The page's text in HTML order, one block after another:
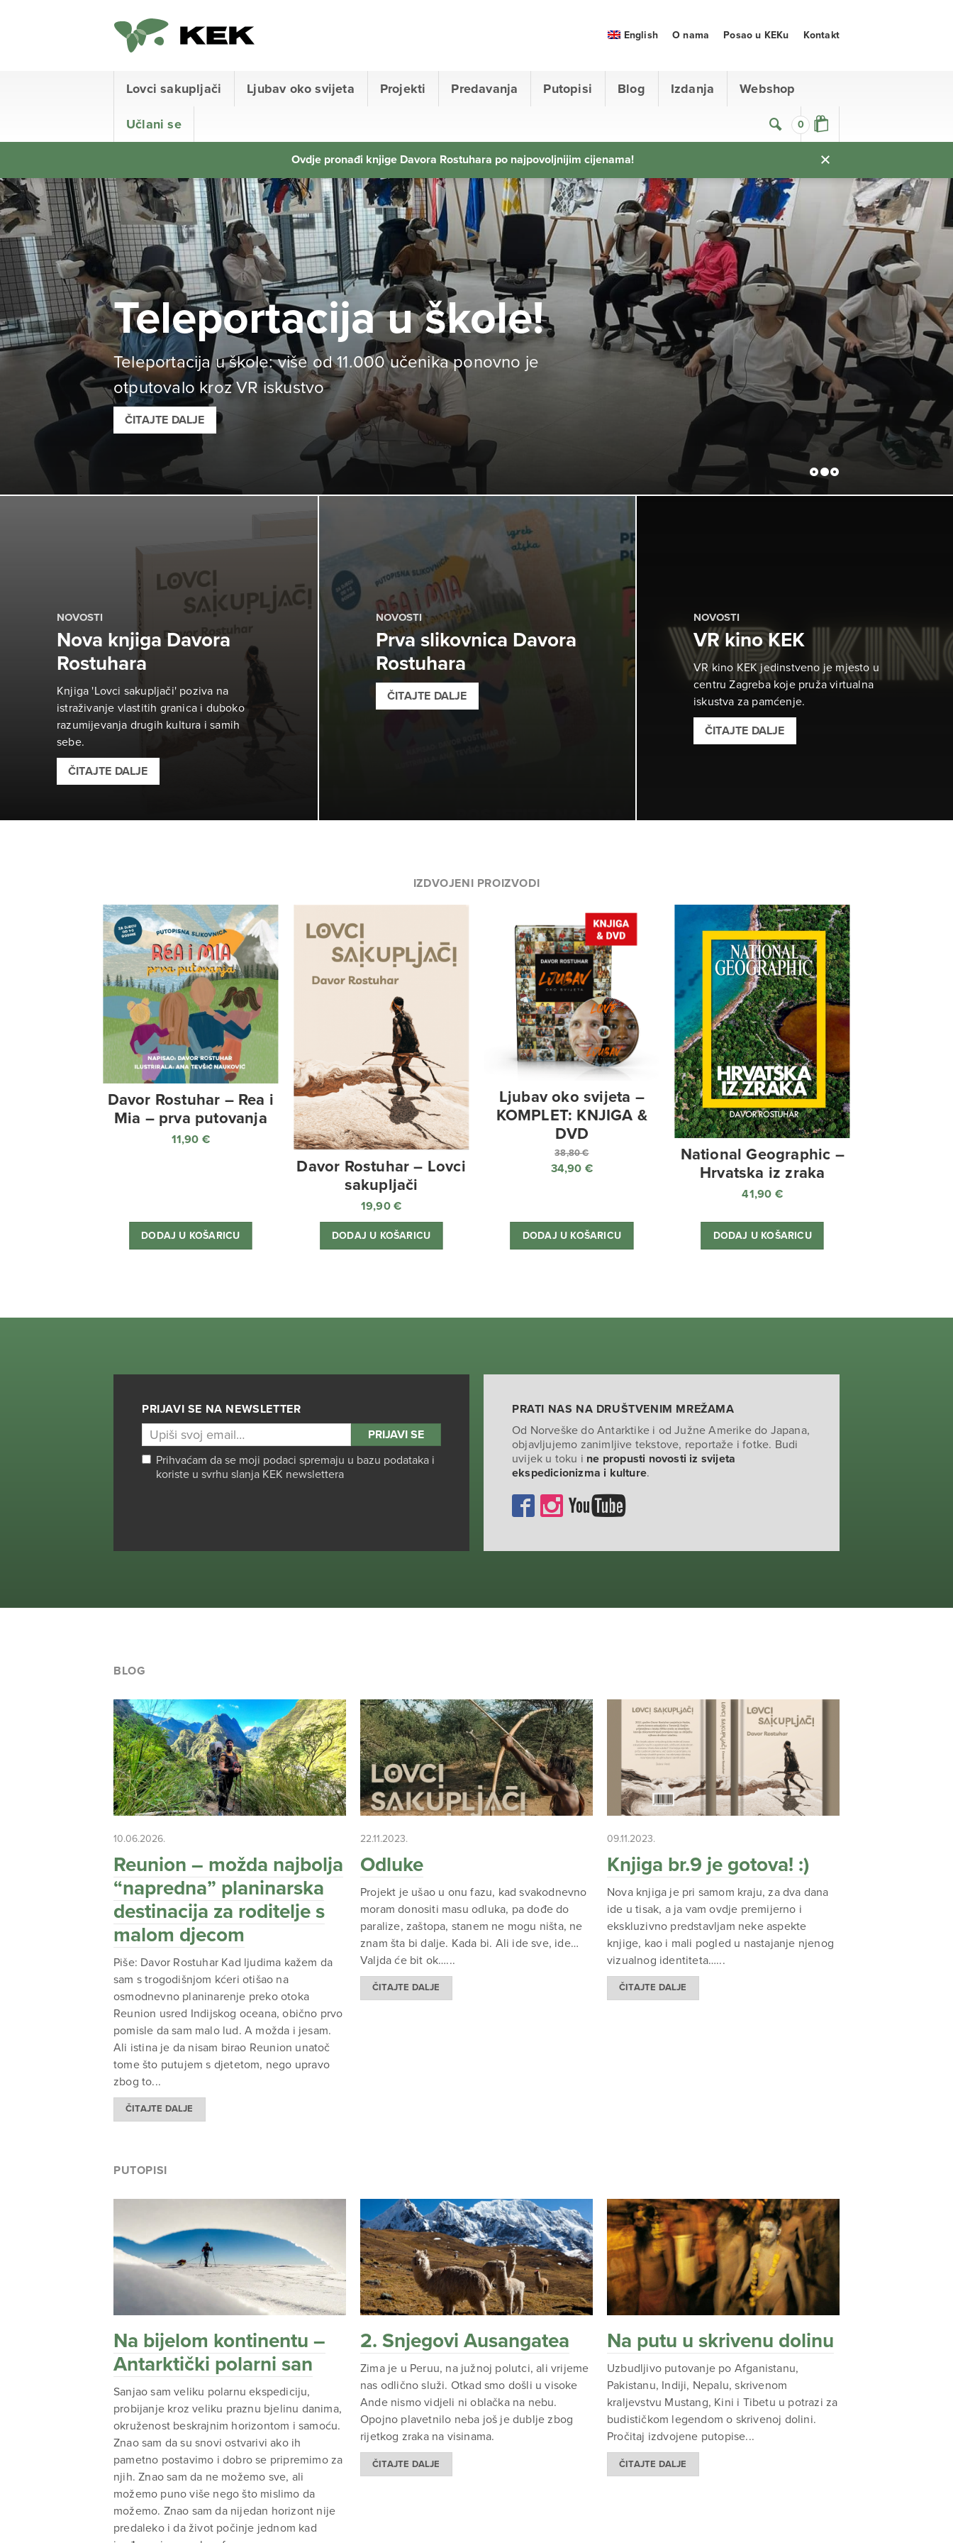
0
Lovci sakupljači Ljubav oko svijeta Projekti Predavanja Putopisi Blog Izdanja Webshop
Učlani se
English O nama Posao u KEKu Kontakt
Ovdje pronađi knjige Davora Rostuhara po najpovoljnijim cijenama!
Teleportacija u škole!
Teleportacija u škole: više od 11.000 učenika ponovno je
otputovalo kroz VR iskustvo
ČITAJTE DALJE
NOVOSTI
Nova knjiga Davora
Rostuhara
Knjiga 'Lovci sakupljači' poziva na
istraživanje vlastitih granica i duboko
razumijevanja drugih kultura i samih
sebe.
ČITAJTE DALJE
NOVOSTI
Prva slikovnica Davora
Rostuhara
ČITAJTE DALJE
NOVOSTI
VR kino KEK
VR kino KEK jedinstveno je mjesto u
centru Zagreba koje pruža virtualna
iskustva za pamćenje.
ČITAJTE DALJE
IZDVOJENI PROIZVODI
Davor Rostuhar – Rea i
Mia – prva putovanja
11,90 €
DODAJ U KOŠARICU
Davor Rostuhar – Lovci
sakupljači
19,90€
DODAJ U KOŠARICU
Ljubav oko svijeta –
KOMPLET: KNJIGA &
DVD
38,80€
Izvorna
je:
38,80 €.
34,90 €
je:
34,90 €.
DODAJ U KOŠARICU
National Geographic –
Hrvatska iz zraka
41,90 €
DODAJ U KOŠARICU
PRIJAVI SE NA NEWSLETTER
Prihvaćam da se moji podaci spremaju u bazu podataka i
koriste u svrhu slanja KEK newslettera
PRATI NAS NA DRUŠTVENIM MREŽAMA
Od Norveške do Antarktike i od Južne Amerike do Japana,
objavljujemo zanimljive tekstove, reportaže i fotke. Budi
uvijek u toku i ne propusti novosti iz svijeta
ekspedicionizma i kulture.
BLOG
10.06.2026.
Reunion – možda najbolja
“napredna” planinarska
destinacija za roditelje s
malom djecom
Piše: Davor Rostuhar Kad ljudima kažem da
sam s trogodišnjom kćeri otišao na
osmodnevno planinarenje preko otoka
Reunion usred Indijskog oceana, obično prvo
pomisle da sam malo lud. A možda i jesam.
Ali istina je da nisam birao Reunion unatoč
tome što putujem s djetetom, nego upravo
zbog to...
ČITAJTE DALJE
22.11.2023.
Odluke
Projekt je ušao u onu fazu, kad svakodnevno
moram donositi masu odluka, pa dođe do
paralize, zaštopa, stanem ne mogu ništa, ne
znam šta bi dalje. Kada bi. Ali ide sve, ide…
Valjda će bit ok…...
ČITAJTE DALJE
09.11.2023.
Knjiga br.9 je gotova! :)
Nova knjiga je pri samom kraju, za dva dana
ide u tisak, a ja vam ovdje premijerno i
ekskluzivno predstavljam neke aspekte
knjige, kao i mali pogled u nastajanje njenog
vizualnog identiteta…...
ČITAJTE DALJE
PUTOPISI
Na bijelom kontinentu –
Antarktički polarni san
Sanjao sam veliku polarnu ekspediciju,
probijanje kroz veliku praznu bjelinu danima,
okruženost beskrajnim horizontom i samoću.
Znao sam da su snovi ostvarivi ako ih
pametno postavimo i dobro se pripremimo za
njih. Znao sam da ne možemo sve, ali
možemo puno više nego što mislimo da
možemo. Znao sam da nijedan horizont nije
predaleko i da život počinje jednom kad
2. Snjegovi Ausangatea
Zima je u Peruu, na južnoj polutci, ali vrijeme
nas odlično služi. Otkad smo došli u visoke
Ande nismo vidjeli ni oblačka na nebu.
Opojno plavetnilo neba još je dublje zbog
rijetkog zraka na visinama.
ČITAJTE DALJE
Na putu u skrivenu dolinu
Uzbudljivo putovanje po Afganistanu,
Pakistanu, Indiji, Nepalu, skrivenom
kraljevstvu Mustang, Kini i Tibetu u potrazi za
budističkom legendom o skrivenoj dolini.
Pročitaj izdvojene putopise...
ČITAJTE DALJE